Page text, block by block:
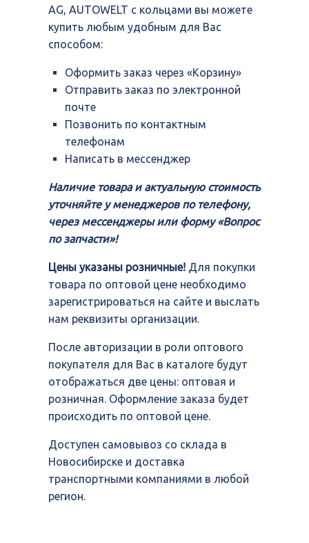
AG, AUTOWELT с кольцами вы можете
купить любым удобным для Вас
способом:
Оформить заказ через «Корзину»
Отправить заказ по электронной
почте
Позвонить по контактным
телефонам
Написать в мессенджер
Наличие товара и актуальную стоимость
уточняйте у менеджеров по телефону,
через мессенджеры или форму «Вопрос
по запчасти»!
Цены указаны розничные! Для покупки
товара по оптовой цене необходимо
зарегистрироваться на сайте и выслать
нам реквизиты организации.
После авторизации в роли оптового
покупателя для Вас в каталоге будут
отображаться две цены: оптовая и
розничная. Оформление заказа будет
происходить по оптовой цене.
Доступен самовывоз со склада в
Новосибирске и доставка
транспортными компаниями в любой
регион.